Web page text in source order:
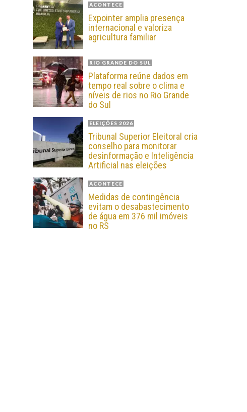
ACONTECE
Expointer amplia presença
internacional e valoriza
agricultura familiar
RIO GRANDE DO SUL
Plataforma reúne dados em
tempo real sobre o clima e
níveis de rios no Rio Grande
do Sul
ELEIÇÕES 2026
Tribunal Superior Eleitoral cria
conselho para monitorar
desinformação e Inteligência
Artificial nas eleições
ACONTECE
Medidas de contingência
evitam o desabastecimento
de água em 376 mil imóveis
no RS